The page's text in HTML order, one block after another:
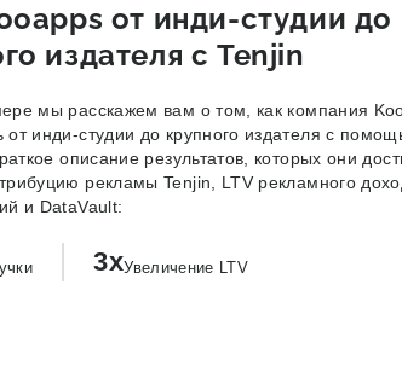
от инди-студии до
издателя с Tenjin
мы расскажем вам о том, как компания
от инди-студии до крупного издателя с
описание результатов, которых они
рекламы Tenjin, LTV рекламного
и DataVault:
3xУвеличение LTV